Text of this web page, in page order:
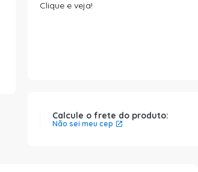
Clique e veja!
Calcule o frete do produto:
Não sei meu cep